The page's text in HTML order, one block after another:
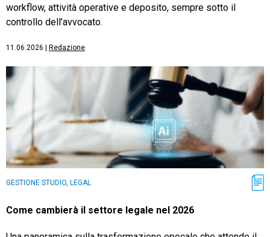
workflow, attività operative e deposito, sempre sotto il
controllo dell’avvocato.
11.06.2026 Redazione
GESTIONE STUDIO, LEGAL
Come cambierà il settore legale nel 2026